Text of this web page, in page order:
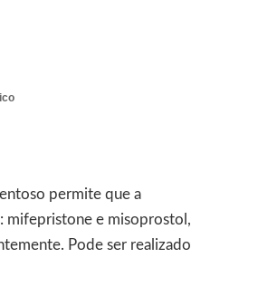
permite que a
mifepristone e misoprostol,
Pode ser realizado